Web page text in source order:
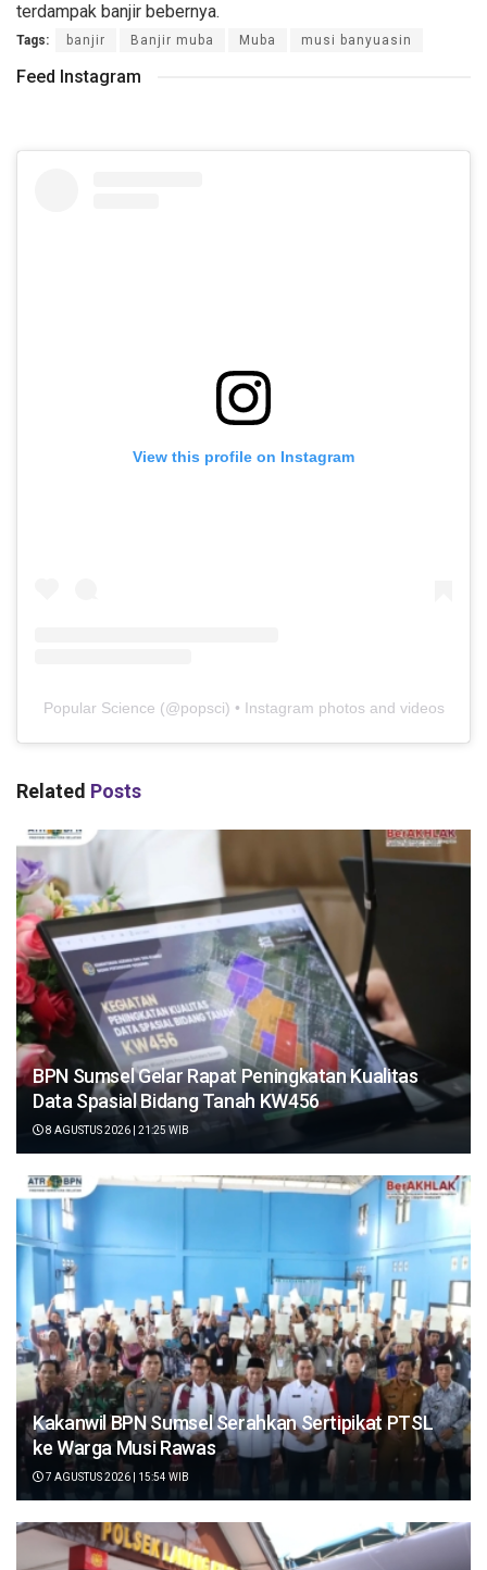
terdampak banjir bebernya.
Tags: banjir Banjir muba Muba musi banyuasin
Feed Instagram
View this profile on Instagram
Popular Science (@popsci) • Instagram photos and videos
Related Posts
BPN Sumsel Gelar Rapat Peningkatan Kualitas
Data Spasial Bidang Tanah KW456
8 AGUSTUS 2026 | 21:25 WIB
Kakanwil BPN Sumsel Serahkan Sertipikat PTSL
ke Warga Musi Rawas
7 AGUSTUS 2026 | 15:54 WIB